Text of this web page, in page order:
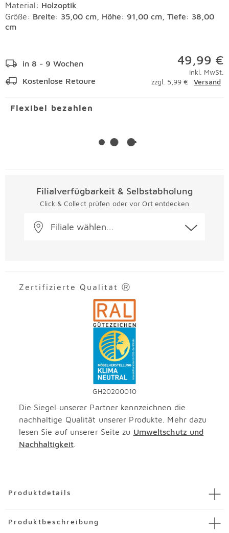
Material: Holzoptik
Größe: Breite: 35,00 cm, Höhe: 91,00 cm, Tiefe: 38,00
cm
in 8 - 9 Wochen
Kostenlose Retoure
49,99 €
inkl. MwSt.
zzgl. 5,99 €
Versand
Flexibel bezahlen
Filialverfügbarkeit & Selbstabholung
Click & Collect prüfen oder vor Ort entdecken
Filiale wählen...
Zertifizierte Qualität Ⓡ
GH20200010
Die Siegel unserer Partner kennzeichnen die
nachhaltige Qualität unserer Produkte. Mehr dazu
lesen Sie auf unserer Seite zu Umweltschutz und
Nachhaltigkeit.
Produktdetails
Artikel Unterstellregal Cariba
Produktbeschreibung